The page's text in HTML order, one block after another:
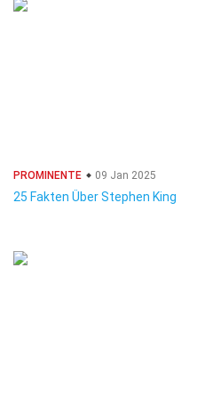
PROMINENTE 09 Jan 2025
25 Fakten Über Stephen King